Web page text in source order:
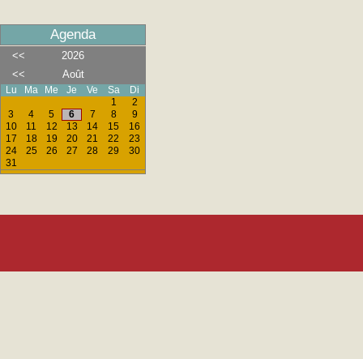
Agenda
<<
2026
<<
Août
Lu Ma Me Je Ve Sa
Di
1
2
3
4 5 6 7 8
9
10
11 12 13 14 15
16
17
18 19 20 21 22
23
24
25 26 27 28 29
30
31